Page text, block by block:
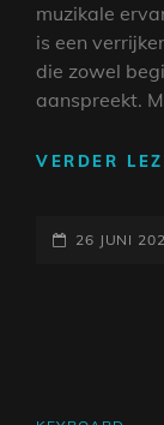
muzikale
is een
die zowel
aanspreekt.
VERDER
GEPLAATST
26 JUNI